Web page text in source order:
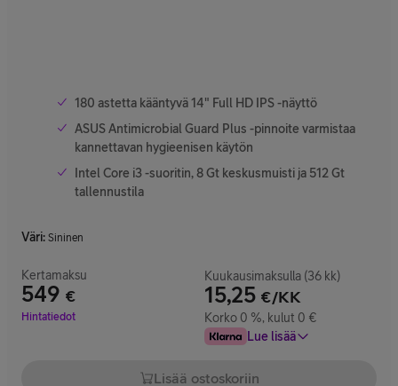
180 astetta kääntyvä 14" Full HD IPS -näyttö
ASUS Antimicrobial Guard Plus -pinnoite varmistaa
kannettavan hygieenisen käytön
Intel Core i3 -suoritin, 8 Gt keskusmuisti ja 512 Gt
tallennustila
Väri: Sininen
Kertamaksu
549 €
Hinta 549 €
Hintatiedot
Kuukausimaksulla (36 kk)
15,25 €/KK
Korko 0 %, kulut 0 €
Lue lisää
Lisää ostoskoriin